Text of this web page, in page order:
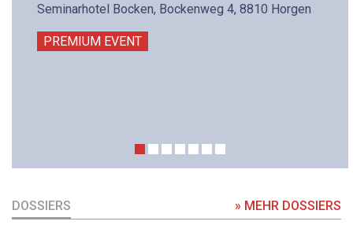
Seminarhotel Bocken, Bockenweg 4, 8810 Horgen
PREMIUM EVENT
DOSSIERS » MEHR DOSSIERS